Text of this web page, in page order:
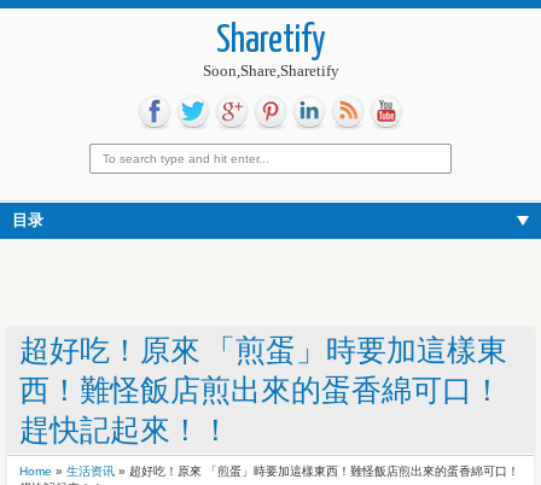
Sharetify
Soon,Share,Sharetify
目录
超好吃！原來 「煎蛋」時要加這樣東
西！難怪飯店煎出來的蛋香綿可口！
趕快記起來！！
Home » 生活资讯 » 超好吃！原來 「煎蛋」時要加這樣東西！難怪飯店煎出來的蛋香綿可口！